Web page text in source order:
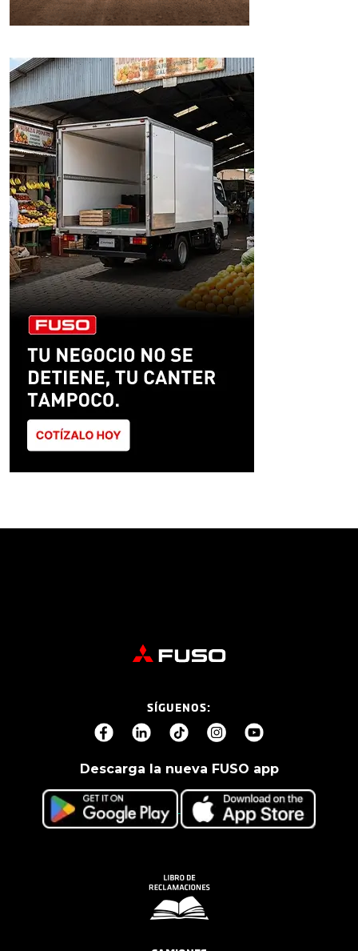
SÍGUENOS:
Descarga la nueva FUSO app